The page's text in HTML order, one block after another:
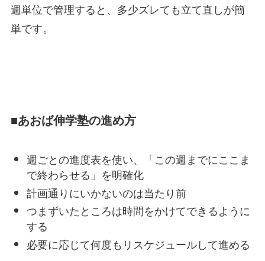
週単位で管理すると、多少ズレても立て直しが簡
単です。
■あおば伸学塾の進め方
週ごとの進度表を使い、「この週までにここま
で終わらせる」を明確化
計画通りにいかないのは当たり前
つまずいたところは時間をかけてできるように
する
必要に応じて何度もリスケジュールして進める